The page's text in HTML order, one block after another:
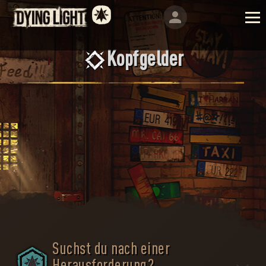
Kopfgelder
Suchst du nach einer